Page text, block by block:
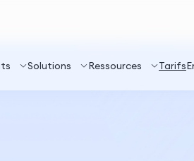
Solutions Ressources Tarifs